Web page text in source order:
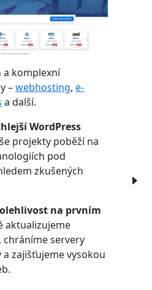
a komplexní
–webhosting,e-
a další.
WordPress
projekty poběží na
pod
zkušených
na prvním
aktualizujeme
chráníme servery
zajišťujeme vysokou